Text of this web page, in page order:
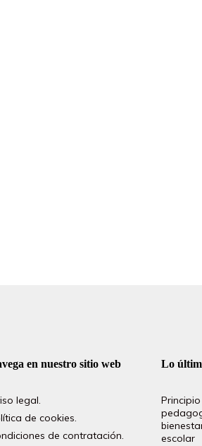
en nuestro sitio web
legal.
de cookies.
de contratación.
Lo
escolar